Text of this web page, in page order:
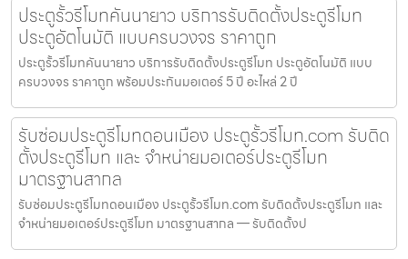
ประตูรั้วรีโมทคันนายาว บริการรับติดตั้งประตูรีโมท
ประตูอัตโนมัติ แบบครบวงจร ราคาถูก
ประตูรั้วรีโมทคันนายาว บริการรับติดตั้งประตูรีโมท ประตูอัตโนมัติ แบบ
ครบวงจร ราคาถูก พร้อมประกันมอเตอร์ 5 ปี อะไหล่ 2 ปี
รับซ่อมประตูรีโมทดอนเมือง ประตูรั้วรีโมท.com รับติด
ตั้งประตูรีโมท และ จำหน่ายมอเตอร์ประตูรีโมท
มาตรฐานสากล
รับซ่อมประตูรีโมทดอนเมือง ประตูรั้วรีโมท.com รับติดตั้งประตูรีโมท และ
จำหน่ายมอเตอร์ประตูรีโมท มาตรฐานสากล — รับติดตั้งป